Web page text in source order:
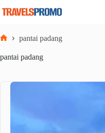
pantai padang
pantai padang